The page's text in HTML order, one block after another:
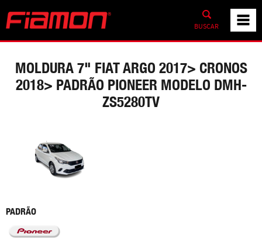
BUSCAR
MOLDURA 7" FIAT ARGO 2017> CRONOS
2018> PADRÃO PIONEER MODELO DMH-
ZS5280TV
PADRÃO